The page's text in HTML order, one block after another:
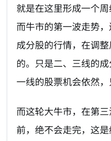
就是在这里形成一个周
而牛市的第一波走势
成分股的行情，在调
的。只是二、三线的成
一线的股票机会依然，
而这轮大牛市，在第
前，绝不会走完，这